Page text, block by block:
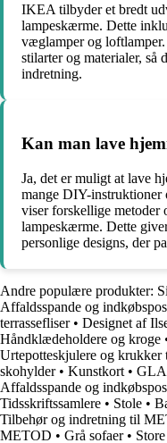
IKEA tilbyder et bredt
lampeskærme. Dette
væglamper og
stilarter og materialer, så
indretning.
Kan man lave
Ja, det er muligt at lave
mange DIY-
viser forskellige metoder
lampeskærme. Dette
personlige designs, der
Andre populære produkter:
Affaldsspande og
terrassefliser• Designet af
Håndklædeholdere og kroge
Urtepotteskjulere og krukker
skohylder• Kunstkort •
Affaldsspande og
Tidsskriftssamlere • Stole •
Tilbehør og indretning til
METOD • Grå sofaer•